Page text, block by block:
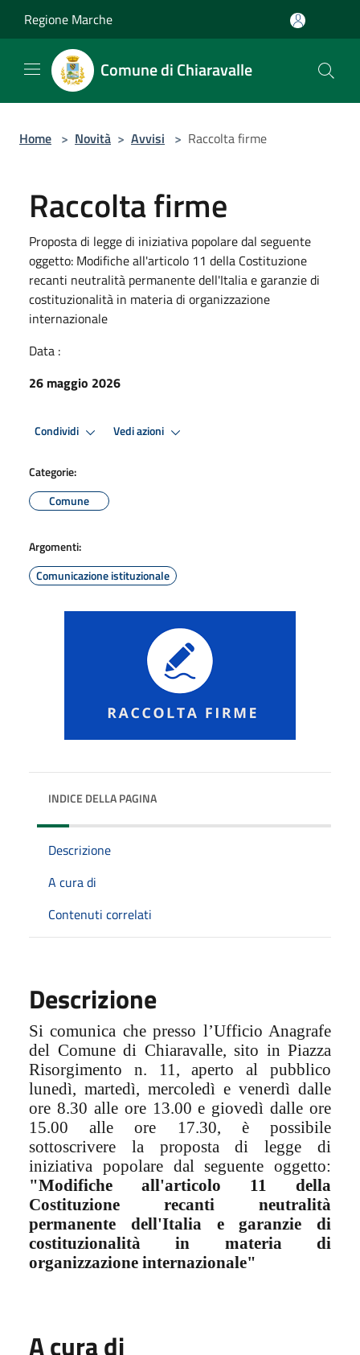
Regione Marche
Comune di Chiaravalle
Home > Novità > Avvisi > Raccolta firme
Raccolta firme
Proposta di legge di iniziativa popolare dal seguente
oggetto: Modifiche all'articolo 11 della Costituzione
recanti neutralità permanente dell'Italia e garanzie di
costituzionalità in materia di organizzazione
internazionale
Data :
26 maggio 2026
Condividi Vedi azioni
Categorie:
Comune
Argomenti:
Comunicazione istituzionale
INDICE DELLA PAGINA
Descrizione
A cura di
Contenuti correlati
Descrizione
Si comunica che presso l’Ufficio Anagrafe
del Comune di Chiaravalle, sito in Piazza
Risorgimento n. 11, aperto al pubblico
lunedì, martedì, mercoledì e venerdì dalle
ore 8.30 alle ore 13.00 e giovedì dalle ore
15.00 alle ore 17.30, è possibile
sottoscrivere la proposta di legge di
iniziativa popolare dal seguente oggetto:
"Modifiche all'articolo 11 della
Costituzione recanti neutralità
permanente dell'Italia e garanzie di
costituzionalità in materia di
organizzazione internazionale"
A cura di